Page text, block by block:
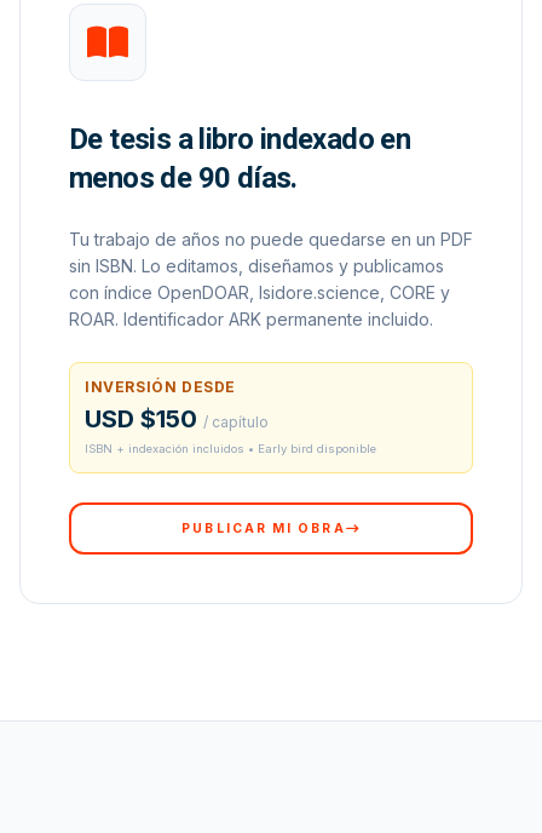
De tesis a libro indexado en
menos de 90 días.
Tu trabajo de años no puede quedarse en un PDF
sin ISBN. Lo editamos, diseñamos y publicamos
con índice OpenDOAR, Isidore.science, CORE y
ROAR. Identificador ARK permanente incluido.
INVERSIÓN DESDE
USD $150 / capítulo
ISBN + indexación incluidos • Early bird disponible
PUBLICAR MI OBRA